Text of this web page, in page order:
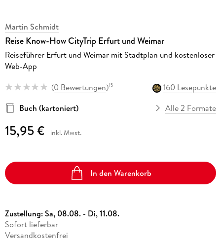
Martin Schmidt
Reise Know-How CityTrip Erfurt und Weimar
Reiseführer Erfurt und Weimar mit Stadtplan und kostenloser
Web-App
(0 Bewertungen)15
160 Lesepunkte
Buch (kartoniert)
Alle 2 Formate
15,95 € inkl. Mwst.
In den Warenkorb
Zustellung:Sa, 08.08. - Di, 11.08.
Sofort lieferbar
Versandkostenfrei